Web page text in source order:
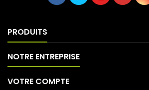
PRODUITS
NOTRE ENTREPRISE
VOTRE COMPTE